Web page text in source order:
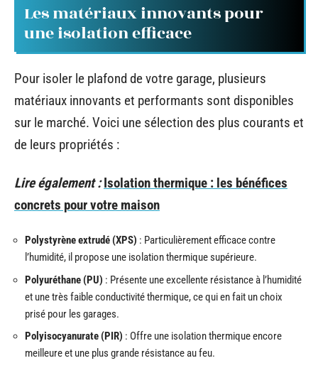
Les matériaux innovants pour
une isolation efficace
Pour isoler le plafond de votre garage, plusieurs
matériaux innovants et performants sont disponibles
sur le marché. Voici une sélection des plus courants et
de leurs propriétés :
Lire également : Isolation thermique : les bénéfices
concrets pour votre maison
Polystyrène extrudé (XPS) : Particulièrement efficace contre
l’humidité, il propose une isolation thermique supérieure.
Polyuréthane (PU) : Présente une excellente résistance à l’humidité
et une très faible conductivité thermique, ce qui en fait un choix
prisé pour les garages.
Polyisocyanurate (PIR) : Offre une isolation thermique encore
meilleure et une plus grande résistance au feu.